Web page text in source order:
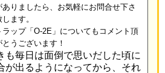
りましたら、お気軽にお問合せ下さ
ます。
ラップ「O-2E」についてもコメント頂
うございます！
も毎日は面倒で思いだした頃に
が出るようになってから、それ